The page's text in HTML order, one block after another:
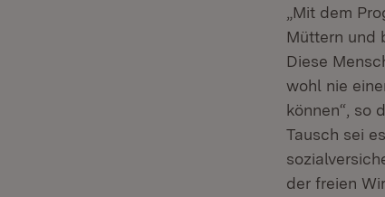
„Mit dem
Müttern und
Diese
wohl nie
können“, so
Tausch sei
der freien